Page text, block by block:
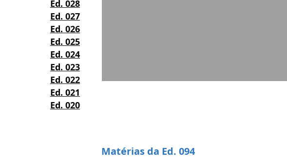
Ed. 028
Ed. 027
Ed. 026
Ed. 025
Ed. 024
Ed. 023
Ed. 022
Ed. 021
Ed. 020
Matérias da Ed. 094